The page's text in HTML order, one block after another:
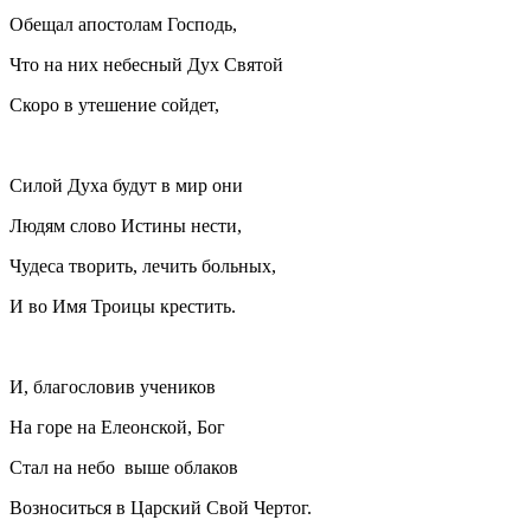
Обещал апостолам Господь,
Что на них небесный Дух Святой
Скоро в утешение сойдет,
Силой Духа будут в мир они
Людям слово Истины нести,
Чудеса творить, лечить больных,
И во Имя Троицы крестить.
И, благословив учеников
На горе на Елеонской, Бог
Стал на небо выше облаков
Возноситься в Царский Свой Чертог.